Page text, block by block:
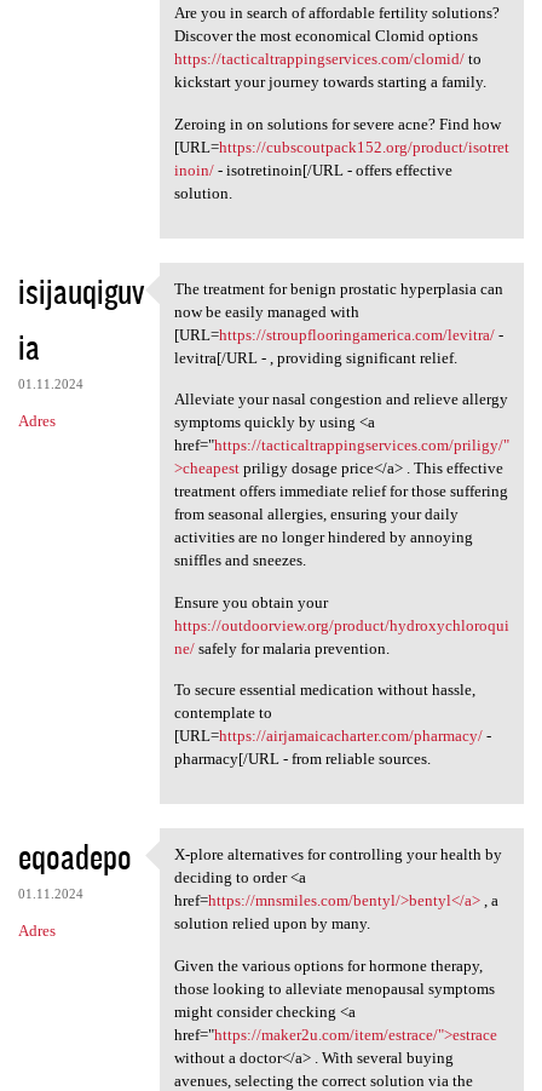
Are you in search of affordable fertility solutions?
Discover the most economical Clomid options
https://tacticaltrappingservices.com/clomid/to
kickstart your journey towards starting a family.
Zeroing in on solutions for severe acne? Find how
[URL=https://cubscoutpack152.org/product/isotret
inoin/- isotretinoin[/URL - offers effective
solution.
isijauqiguv
ia
01.11.2024
Adres
The treatment for benign
The treatment for benign prostatic hyperplasia can
now be easily managed with
[URL=https://stroupflooringamerica.com/levitra/-
levitra[/URL - , providing significant relief.
Alleviate your nasal congestion and relieve allergy
symptoms quickly by using <a
href="https://tacticaltrappingservices.com/priligy/"
>cheapestpriligy dosage price</a> . This effective
treatment offers immediate relief for those suffering
from seasonal allergies, ensuring your daily
activities are no longer hindered by annoying
sniffles and sneezes.
Ensure you obtain your
https://outdoorview.org/product/hydroxychloroqui
ne/safely for malaria prevention.
To secure essential medication without hassle,
contemplate to
[URL=https://airjamaicacharter.com/pharmacy/-
pharmacy[/URL - from reliable sources.
eqoadepo
01.11.2024
Adres
X-plore alternatives for
X-plore alternatives for controlling your health by
deciding to order <a
href=https://mnsmiles.com/bentyl/>bentyl</a>, a
solution relied upon by many.
Given the various options for hormone therapy,
those looking to alleviate menopausal symptoms
might consider checking <a
href="https://maker2u.com/item/estrace/">estrace
without a doctor</a> . With several buying
avenues, selecting the correct solution via the